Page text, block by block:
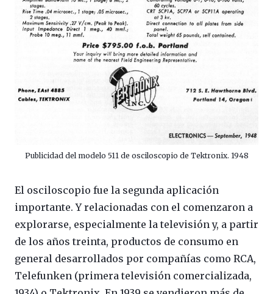
Publicidad del modelo 511 de osciloscopio de Tektronix. 1948
El osciloscopio fue la segunda aplicación
importante. Y relacionadas con el comenzaron a
explorarse, especialmente la televisión y, a partir
de los años treinta, productos de consumo en
general desarrollados por compañías como RCA,
Telefunken (primera televisión comercializada,